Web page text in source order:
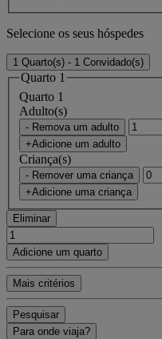
Selecione os seus hóspedes
1 Quarto(s) - 1 Convidado(s)
Quarto 1
Quarto 1
Adulto(s)
- Remova um adulto
+Adicione um adulto
Criança(s)
- Remover uma criança
+Adicione uma criança
Eliminar
Adicione um quarto
Mais critérios
Pesquisar
Para onde viaja?